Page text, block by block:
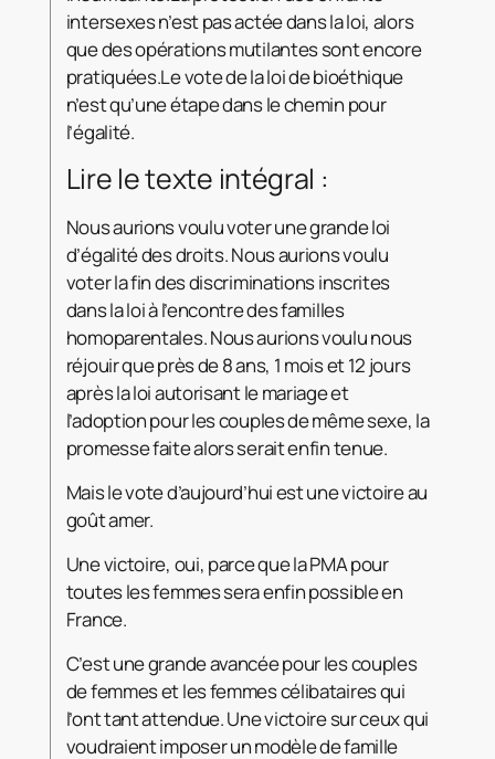
intersexes n’est pas actée dans la loi, alors
que des opérations mutilantes sont encore
pratiquées.Le vote de la loi de bioéthique
n’est qu’une étape dans le chemin pour
l’égalité.
Lire le texte intégral :
Nous aurions voulu voter une grande loi
d’égalité des droits. Nous aurions voulu
voter la fin des discriminations inscrites
dans la loi à l’encontre des familles
homoparentales. Nous aurions voulu nous
réjouir que près de 8 ans, 1 mois et 12 jours
après la loi autorisant le mariage et
l’adoption pour les couples de même sexe, la
promesse faite alors serait enfin tenue.
Mais le vote d’aujourd’hui est une victoire au
goût amer.
Une victoire, oui, parce que la PMA pour
toutes les femmes sera enfin possible en
France.
C’est une grande avancée pour les couples
de femmes et les femmes célibataires qui
l’ont tant attendue. Une victoire sur ceux qui
voudraient imposer un modèle de famille